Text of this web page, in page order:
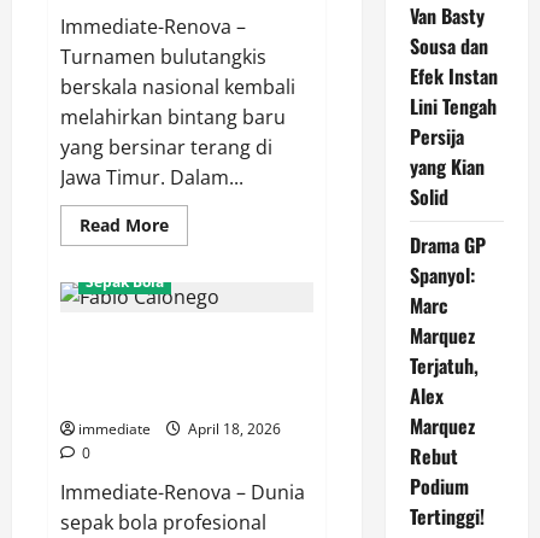
Immediate-Renova –
Turnamen bulutangkis
berskala nasional kembali
melahirkan bintang baru
yang bersinar terang di
Jawa Timur. Dalam...
Read MoreRead
more
Cahya
Afilian
A
Jatim
Erghya
Aulia
Sepak Bola
immediate
April 18, 2026
0
Immediate-Renova – Dunia
sepak bola profesional
Van Basty
Sousa dan
Efek Instan
Lini Tengah
Persija
yang Kian
Solid
Drama GP
Spanyol:
Marc
Marquez
Terjatuh,
Alex
Marquez
Rebut
Podium
Tertinggi!